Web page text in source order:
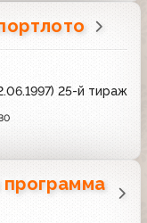
25-й тираж
программа